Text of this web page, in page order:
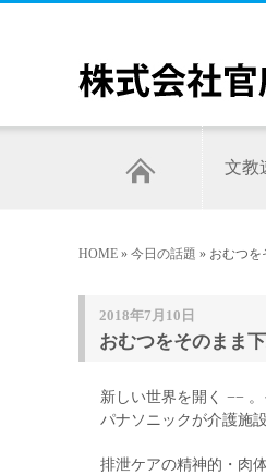
文教
HOME » 今日の話題 » おむつ
2018年7月10日
おむつをそのまま
新しい世界を開く −−
パナソニックが介護施
排泄ケアの精神的・肉